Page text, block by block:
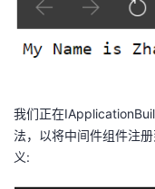
我们正在
法，以将中间件组件注
义: